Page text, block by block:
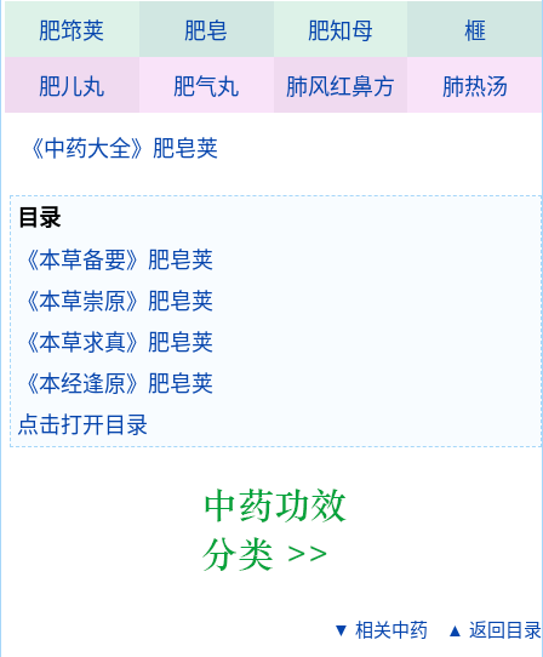
肥筇荚 肥皂 肥知母 榧
肥儿丸 肥气丸 肺风红鼻方 肺热汤
《中药大全》肥皂荚
目录
《本草备要》肥皂荚
《本草崇原》肥皂荚
《本草求真》肥皂荚
《本经逢原》肥皂荚
点击打开目录
▼ 相关中药 ▲ 返回目录